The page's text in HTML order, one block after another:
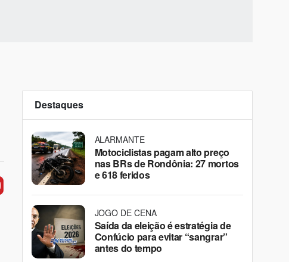
Destaques
ALARMANTE
Motociclistas pagam alto preço
nas BRs de Rondônia: 27 mortos
e 618 feridos
JOGO DE CENA
Saída da eleição é estratégia de
Confúcio para evitar “sangrar”
antes do tempo